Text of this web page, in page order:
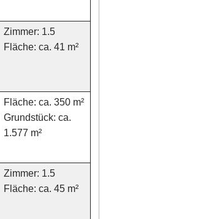
Zimmer: 1.5
Fläche: ca. 41 m²
Fläche: ca. 350 m²
Grundstück: ca.
1.577 m²
Zimmer: 1.5
Fläche: ca. 45 m²